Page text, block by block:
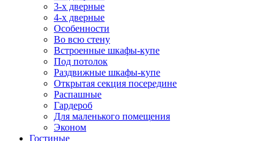
3-х дверные
4-х дверные
Особенности
Во всю стену
Встроенные шкафы-купе
Под потолок
Раздвижные шкафы-купе
Открытая секция посередине
Распашные
Гардероб
Для маленького помещения
Эконом
Гостиные